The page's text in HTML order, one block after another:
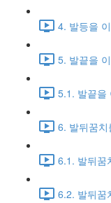
4. 발등을
5. 발끝을
5.1. 발끝을
6. 발뒤꿈
6.1. 발뒤꿈
6.2. 발뒤꿈